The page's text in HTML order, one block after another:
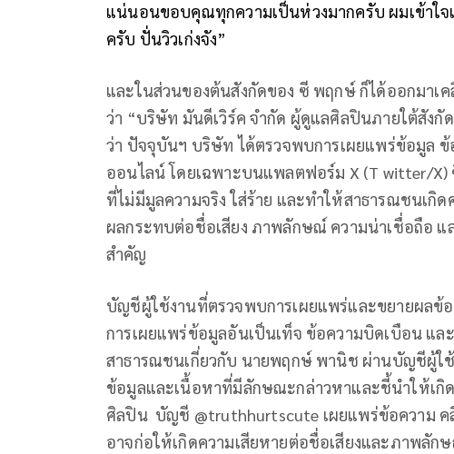
แน่นอนขอบคุณทุกความเป็นห่วงมากครับ ผมเข้าใ
ครับ ปั่นวิวเก่งจัง”
และในส่วนของต้นสังกัดของ ซี พฤกษ์ ก็ได้ออกมา
ว่า “บริษัท มันดีเวิร์ค จำกัด ผู้ดูแลศิลปินภายใต้สังกั
ว่า ปัจจุบันฯ บริษัท ได้ตรวจพบการเผยแพร่ข้อมูล
ออนไลน์ โดยเฉพาะบนแพลตฟอร์ม X (T witter/
ที่ไม่มีมูลความจริง ใส่ร้าย และทำให้สาธารณชนเกิ
ผลกระทบต่อชื่อเสียง ภาพลักษณ์ ความน่าเชื่อถือ
สำคัญ
บัญชีผู้ใช้งานที่ตรวจพบการเผยแพร่และขยายผลข้
การเผยแพร่ข้อมูลอันเป็นเท็จ ข้อความบิดเบือน แล
สาธารณชนเกี่ยวกับ นายพฤกษ์ พานิช ผ่านบัญชีผู้ใ
ข้อมูลและเนื้อหาที่มีลักษณะกล่าวหาและชี้นำให้เกิด
ศิลปิน บัญชี @truthhurtscute เผยแพร่ข้อความ ค
อาจก่อให้เกิดความเสียหายต่อชื่อเสียงและภาพลั